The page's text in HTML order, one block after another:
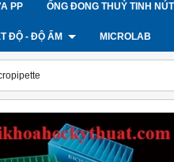
PP ỐNG ĐONG THUỶ TINH
ĐỘ - ĐỘ ẨM MICROLAB